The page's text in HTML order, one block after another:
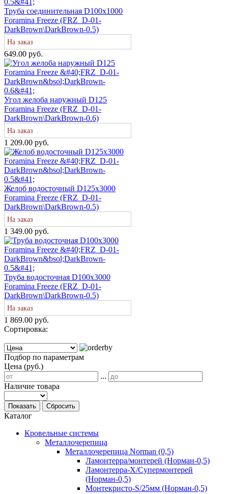
Труба соединительная D100х1000
Foramina Freeze (FRZ_D-01-
DarkBrown\DarkBrown-0.5)
На заказ
649.00 руб.
Угол желоба наружный D125
Foramina Freeze (FRZ_D-01-
DarkBrown\DarkBrown-0.6)
На заказ
1 209.00 руб.
Желоб водосточный D125х3000
Foramina Freeze (FRZ_D-01-
DarkBrown\DarkBrown-0.5)
На заказ
1 349.00 руб.
Труба водосточная D100х3000
Foramina Freeze (FRZ_D-01-
DarkBrown\DarkBrown-0.5)
На заказ
1 869.00 руб.
Сортировка:
Подбор по параметрам
Цена (руб.)
...
Наличие товара
Показать Сбросить
Каталог
Кровельные системы
Металлочерепица
Металлочерепица Norman (0,5)
Ламонтерра/монтерей (Норман-0,5)
Ламонтерра-Х/Супермонтерей
(Норман-0,5)
Монтекристо-S/25мм (Норман-0,5)